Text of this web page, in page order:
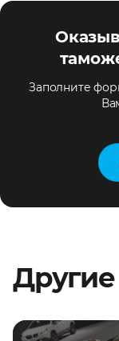
Заполните
Другие